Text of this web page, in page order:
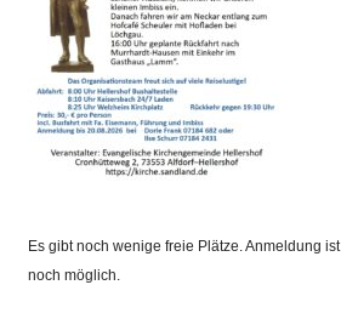
Es gibt noch wenige freie Plätze. Anmeldung ist
noch möglich.